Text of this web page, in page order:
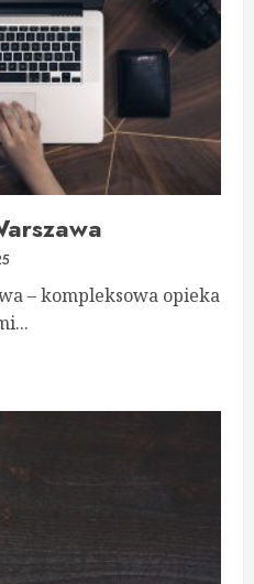
– kompleksowa opieka